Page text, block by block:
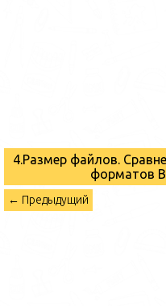
4.Размер файлов.
форматов
← Предыдущий